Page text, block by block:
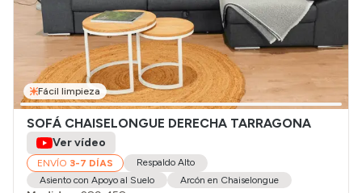
Fácil limpieza
SOFÁ CHAISELONGUE DERECHA TARRAGONA
Ver vídeo
ENVÍO 3-7 DÍAS
Respaldo Alto
Asiento con Apoyo al Suelo
Arcón en Chaiselongue